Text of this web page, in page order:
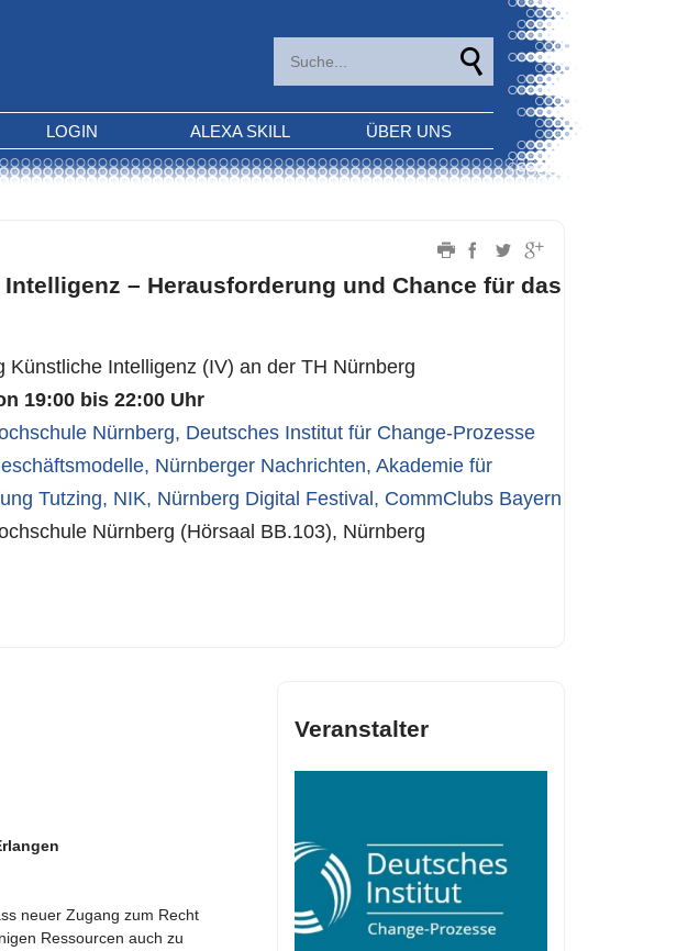
LOGIN ALEXA SKILL ÜBER UNS
– Herausforderung und Chance für das
Künstliche Intelligenz (IV) an der TH Nürnberg
19:00 bis 22:00 Uhr
Nürnberg, Deutsches Institut für Change-Prozesse
, Nürnberger Nachrichten, Akademie für
Tutzing, NIK, Nürnberg Digital Festival , CommClubs Bayern
Nürnberg (Hörsaal BB.103), Nürnberg
neuer Zugang zum Recht
Ressourcen auch zu
Veranstalter